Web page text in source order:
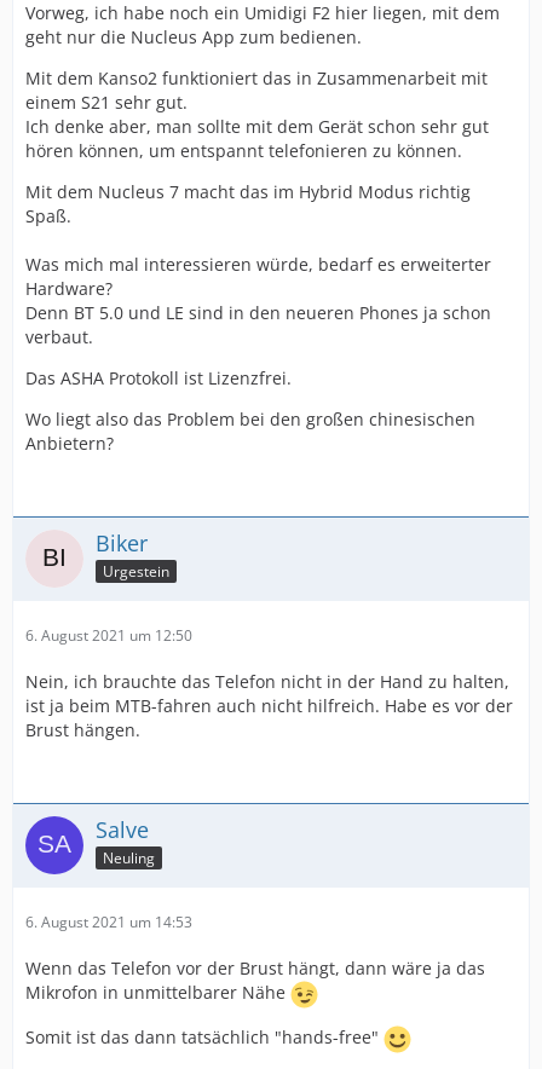
Vorweg, ich habe noch ein Umidigi F2 hier liegen, mit dem
geht nur die Nucleus App zum bedienen.
Mit dem Kanso2 funktioniert das in Zusammenarbeit mit
einem S21 sehr gut.
Ich denke aber, man sollte mit dem Gerät schon sehr gut
hören können, um entspannt telefonieren zu können.
Mit dem Nucleus 7 macht das im Hybrid Modus richtig
Spaß.
Was mich mal interessieren würde, bedarf es erweiterter
Hardware?
Denn BT 5.0 und LE sind in den neueren Phones ja schon
verbaut.
Das ASHA Protokoll ist Lizenzfrei.
Wo liegt also das Problem bei den großen chinesischen
Anbietern?
Biker
Urgestein
6. August 2021 um 12:50
Nein, ich brauchte das Telefon nicht in der Hand zu halten,
ist ja beim MTB-fahren auch nicht hilfreich. Habe es vor der
Brust hängen.
Salve
Neuling
6. August 2021 um 14:53
Wenn das Telefon vor der Brust hängt, dann wäre ja das
Mikrofon in unmittelbarer Nähe
Somit ist das dann tatsächlich "hands-free"